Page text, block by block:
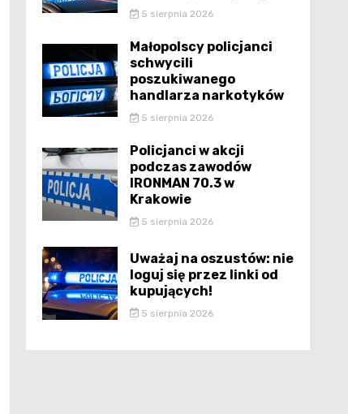
5 sierpnia 2026
Małopolscy policjanci
schwycili
poszukiwanego
handlarza narkotyków
5 sierpnia 2026
Policjanci w akcji
podczas zawodów
IRONMAN 70.3 w
Krakowie
5 sierpnia 2026
Uważaj na oszustów: nie
loguj się przez linki od
kupujących!
5 sierpnia 2026